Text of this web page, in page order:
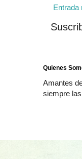
Entrada
Quienes
Amantes
siempre